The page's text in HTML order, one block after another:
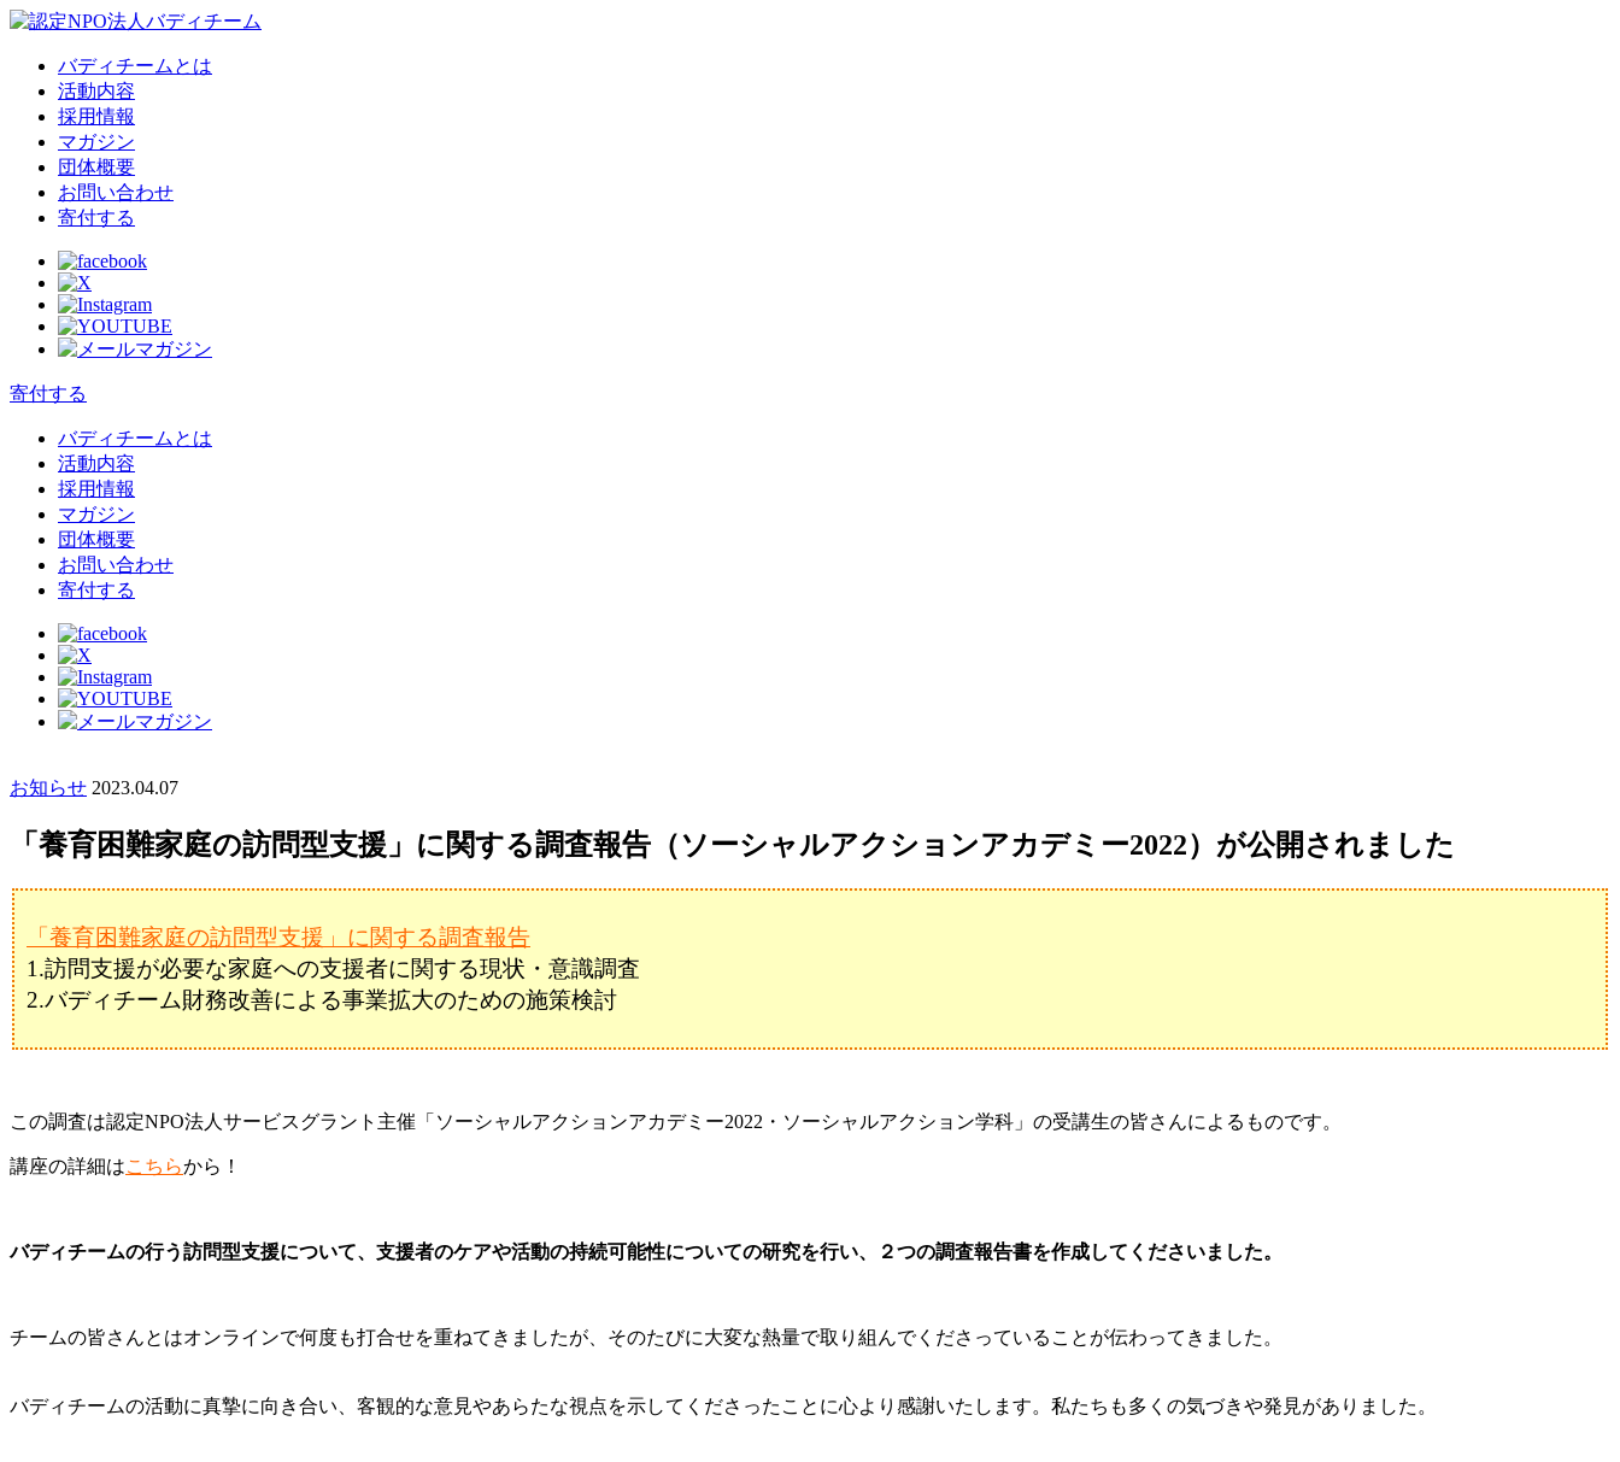
バディチームとは
活動内容
採用情報
マガジン
団体概要
お問い合わせ
寄付する
寄付する
バディチームとは
活動内容
採用情報
マガジン
団体概要
お問い合わせ
寄付する
お知らせ 2023.04.07
「養育困難家庭の訪問型支援」に関する調査報告（ソーシャルアクションアカデミー2022）が公開されました
「養育困難家庭の訪問型支援」に関する調査報告
1.訪問⽀援が必要な家庭への⽀援者に関する現状・意識調査
2.バディチーム財務改善による事業拡⼤のための施策検討
この調査は認定NPO法人サービスグラント主催「ソーシャルアクションアカデミー2022・ソーシャルアクション学科」の受講生の皆さんによるものです。
講座の詳細はこちらから！
バディチームの行う訪問型支援について、支援者のケアや活動の持続可能性についての研究を行い、２つの調査報告書を作成してくださいました。
チームの皆さんとはオンラインで何度も打合せを重ねてきましたが、そのたびに大変な熱量で取り組んでくださっていることが伝わってきました。
バディチームの活動に真摯に向き合い、客観的な意見やあらたな視点を示してくださったことに心より感謝いたします。私たちも多くの気づきや発見がありました。